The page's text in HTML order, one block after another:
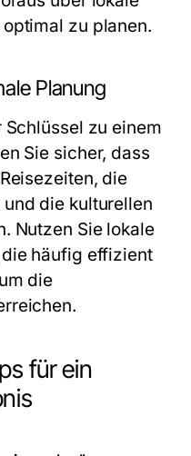
zu planen.
Planung
Schlüssel zu einem
Sie sicher, dass
die
die kulturellen
Nutzen Sie lokale
häufig effizient
die
für ein